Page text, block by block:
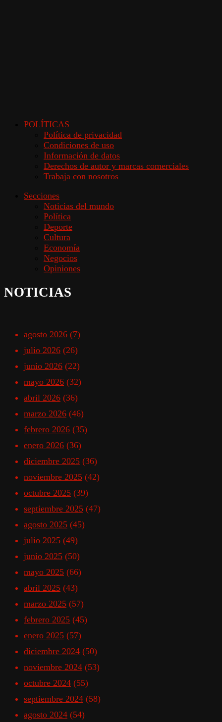
POLÍTICAS
Política de privacidad
Condiciones de uso
Información de datos
Derechos de autor y marcas comerciales
Trabaja con nosotros
Secciones
Noticias del mundo
Política
Deporte
Cultura
Economía
Negocios
Opiniones
NOTICIAS
agosto 2026 (7)
julio 2026 (26)
junio 2026 (22)
mayo 2026 (32)
abril 2026 (36)
marzo 2026 (46)
febrero 2026 (35)
enero 2026 (36)
diciembre 2025 (36)
noviembre 2025 (42)
octubre 2025 (39)
septiembre 2025 (47)
agosto 2025 (45)
julio 2025 (49)
junio 2025 (50)
mayo 2025 (66)
abril 2025 (43)
marzo 2025 (57)
febrero 2025 (45)
enero 2025 (57)
diciembre 2024 (50)
noviembre 2024 (53)
octubre 2024 (55)
septiembre 2024 (58)
agosto 2024 (54)